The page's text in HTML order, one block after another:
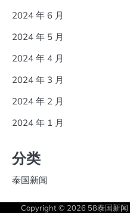
2024 年 6 月
2024 年 5 月
2024 年 4 月
2024 年 3 月
2024 年 2 月
2024 年 1 月
分类
泰国新闻
Copyright © 2026 58泰国新闻